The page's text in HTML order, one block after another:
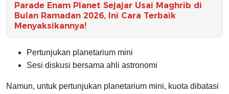
Parade Enam Planet Sejajar Usai Maghrib di
Bulan Ramadan 2026, Ini Cara Terbaik
Menyaksikannya!
Pertunjukan planetarium mini
Sesi diskusi bersama ahli astronomi
Namun, untuk pertunjukan planetarium mini, kuota dibatasi